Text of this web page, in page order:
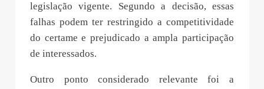
legislação vigente. Segundo a decisão, essas
falhas podem ter restringido a competitividade
do certame e prejudicado a ampla participação
de interessados.
Outro ponto considerado relevante foi a